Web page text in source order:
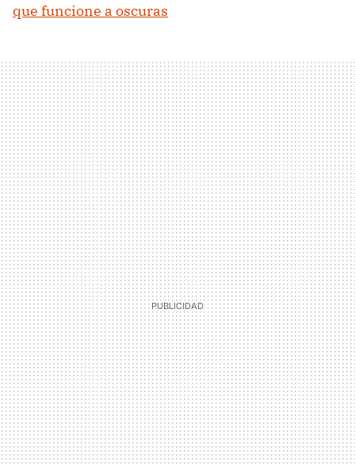
que funcione a oscuras